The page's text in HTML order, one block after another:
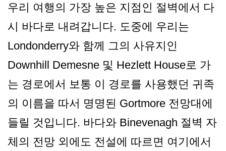
우리 여행의 가장 높은 지점인 절벽에서 다
시 바다로 내려갑니다. 도중에 우리는
Londonderry와 함께 그의 사유지인
Downhill Demesne 및 Hezlett House로 가
는 경로에서 보통 이 경로를 사용했던 귀족
의 이름을 따서 명명된 Gortmore 전망대에
들릴 것입니다. 바다와 Binevenagh 절벽 자
체의 전망 외에도 전설에 따르면 여기에서